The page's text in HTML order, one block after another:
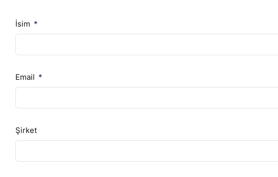
İsim
Email
Şirket